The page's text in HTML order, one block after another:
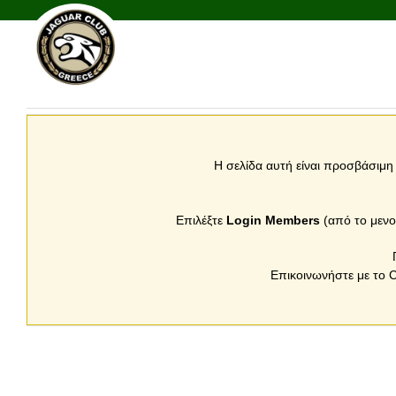
content
Η σελίδα αυτή είναι
Επιλέξτε Login Members(από το
Επικοινωνήστε με